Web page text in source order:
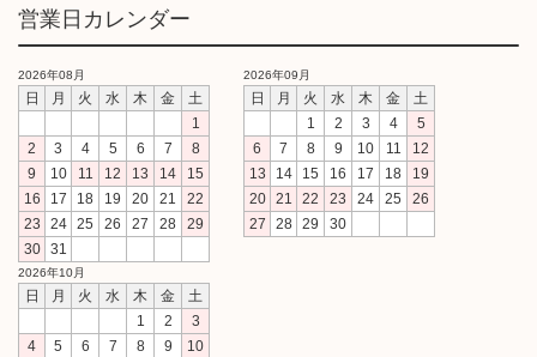
営業日カレンダー
2026年08月
日 月 火 水 木 金
土
1
2
3 4 5 6 7
8
9
10 11 12 13 14
15
16
17 18 19 20 21
22
23
24 25 26 27 28
29
30
31
2026年09月
日 月 火 水 木 金
土
1
2 3 4
5
6
7 8 9 10 11
12
13
14 15 16 17 18
19
20
21 22 23 24 25
26
27
28 29 30
2026年10月
日 月 火 水 木 金
土
1
2
3
4
5 6 7 8 9 10